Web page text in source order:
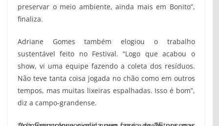
preservar o meio ambiente, ainda mais em Bonito”,
finaliza.
Adriane Gomes também elogiou o trabalho
sustentável feito no Festival. “Logo que acabou o
show, vi uma equipe fazendo a coleta dos resíduos.
Não teve tanta coisa jogada no chão como em outros
tempos, mas muitas lixeiras espalhadas. Isso é bom”,
diz a campo-grandense.